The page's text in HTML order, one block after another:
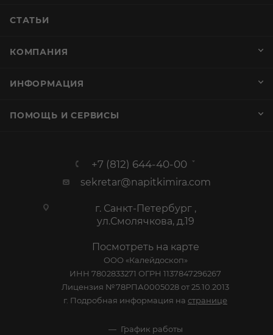
СТАТЬИ
КОМПАНИЯ
ИНФОРМАЦИЯ
ПОМОЩЬ И СЕРВИСЫ
+7 (812) 644-40-00
sekretar@napitkimira.com
г. Санкт-Петербург ,
ул.Смолячкова, д.19
Посмотреть на карте
ООО «Калейдоскоп»
ИНН 7802833271 ОГРН 1137847296267
Лицензия №78РПА0005028 от 25.10.2013
г. Подробная информация на странице
График работы